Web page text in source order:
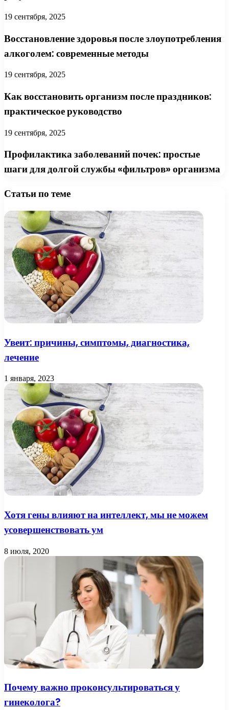
19 сентября, 2025
Восстановление здоровья после злоупотребления
алкоголем: современные методы
19 сентября, 2025
Как восстановить организм после праздников:
практическое руководство
19 сентября, 2025
Профилактика заболеваний почек: простые
шаги для долгой службы «фильтров» организма
Статьи по теме
Увеит: причины, симптомы, диагностика,
лечение
1 января, 2023
Хотя гены влияют на интеллект, мы не можем
усовершенствовать ум
8 июля, 2020
Почему важно проконсультироваться у
гинеколога?